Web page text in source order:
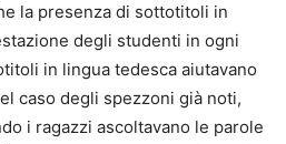
la presenza di sottotitoli in
degli studenti in ogni
in lingua tedesca aiutavano
caso degli spezzoni già noti,
i ragazzi ascoltavano le parole